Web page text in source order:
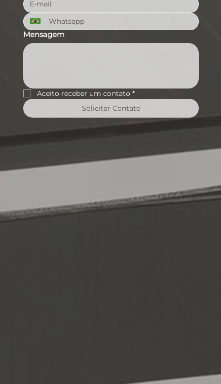
Mensagem
Aceito receber um contato *
Solicitar Contato